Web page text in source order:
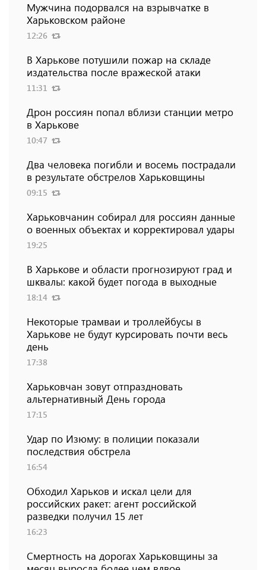
Мужчина подорвался на взрывчатке в
Харьковском районе
12:26
В Харькове потушили пожар на складе
издательства после вражеской атаки
11:31
Дрон россиян попал вблизи станции метро
в Харькове
10:47
Два человека погибли и восемь пострадали
в результате обстрелов Харьковщины
09:15
Харьковчанин собирал для россиян данные
о военных объектах и ​​корректировал удары
19:25
В Харькове и области прогнозируют град и
шквалы: какой будет погода в выходные
18:14
Некоторые трамваи и троллейбусы в
Харькове не будут курсировать почти весь
день
17:38
Харьковчан зовут отпраздновать
альтернативный День города
17:15
Удар по Изюму: в полиции показали
последствия обстрела
16:54
Обходил Харьков и искал цели для
российских ракет: агент российской
разведки получил 15 лет
16:23
Смертность на дорогах Харьковщины за